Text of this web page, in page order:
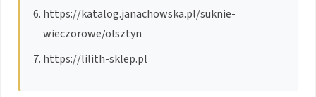
https://katalog.janachowska.pl/suknie-
wieczorowe/olsztyn
https://lilith-sklep.pl